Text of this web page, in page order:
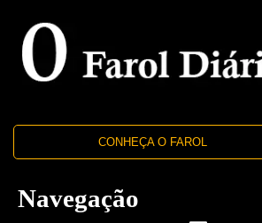
CONHEÇA O FAROL
Navegação